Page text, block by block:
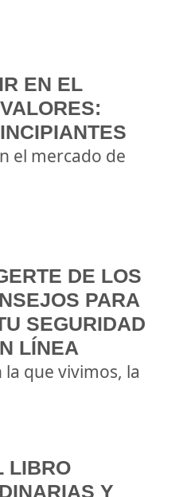
EN EL
el mercado de
DE LOS
PARA
SEGURIDAD
LÍNEA
que vivimos, la
LIBRO
Y